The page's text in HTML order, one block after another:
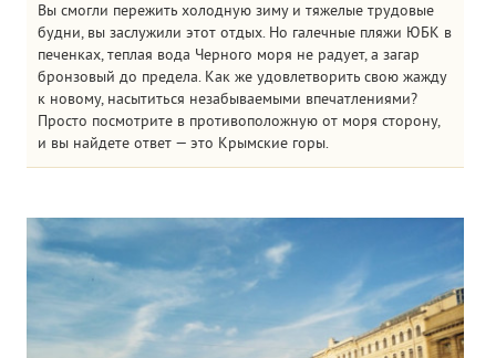
Вы смогли пережить холодную зиму и тяжелые трудовые
будни, вы заслужили этот отдых. Но галечные пляжи ЮБК в
печенках, теплая вода Черного моря не радует, а загар
бронзовый до предела. Как же удовлетворить свою жажду
к новому, насытиться незабываемыми впечатлениями?
Просто посмотрите в противоположную от моря сторону,
и вы найдете ответ — это Крымские горы.